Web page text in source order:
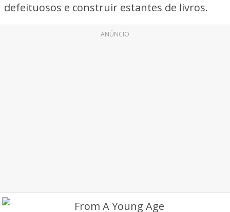
defeituosos e construir estantes de livros.
ANÚNCIO